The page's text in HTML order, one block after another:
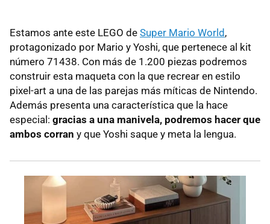
Estamos ante este LEGO de Super Mario World ,
protagonizado por Mario y Yoshi, que pertenece al kit
número 71438. Con más de 1.200 piezas podremos
construir esta maqueta con la que recrear en estilo
pixel-art a una de las parejas más míticas de Nintendo.
Además presenta una característica que la hace
especial: gracias a una manivela, podremos hacer que
ambos corran y que Yoshi saque y meta la lengua.